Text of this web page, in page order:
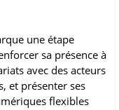
une étape
sa présence à
avec des acteurs
et présenter ses
flexibles